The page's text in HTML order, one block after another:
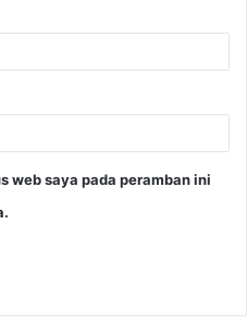
web saya pada peramban ini